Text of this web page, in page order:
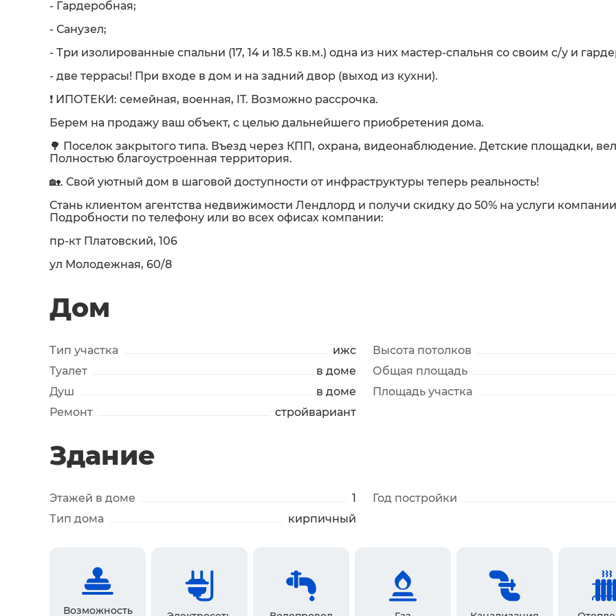
- Гардеробная;
- Санузел;
- Три изолированные спальни (17, 14 и 18.5 кв.м.) одна из них мастер-спальня со своим с/у и
- две террасы! При входе в дом и на задний двор (выход из кухни).
❗️ ИПОТЕКИ: семейная, военная, IT. Возможно рассрочка.
Берем на продажу ваш объект, с целью дальнейшего приобретения дома.
🌳 Поселок закрытого типа. Въезд через КПП, охрана, видеонаблюдение. Детские площадки,
Полностью благоустроенная территория.
🏡. Свой уютный дом в шаговой доступности от инфраструктуры теперь реальность!
Стань клиентом агентства недвижимости Лендлорд и получи скидку до 50% на услуги
Подробности по телефону или во всех офисах компании:
пр-кт Платовский, 106
ул Молодежная, 60/8
Дом
Тип участка
ижс
Туалет
в доме
Душ
в доме
Ремонт
стройвариант
Высота потолков
Общая площадь
Площадь участка
Здание
Этажей в доме
1
Тип дома
кирпичный
Год постройки
Возможность